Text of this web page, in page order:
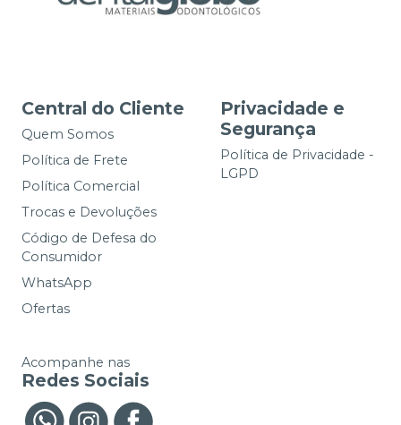
Central do Cliente
Quem Somos
Política de Frete
Política Comercial
Trocas e Devoluções
Código de Defesa do
Consumidor
WhatsApp
Ofertas
Privacidade e
Segurança
Política de Privacidade -
LGPD
Acompanhe nas
Redes Sociais